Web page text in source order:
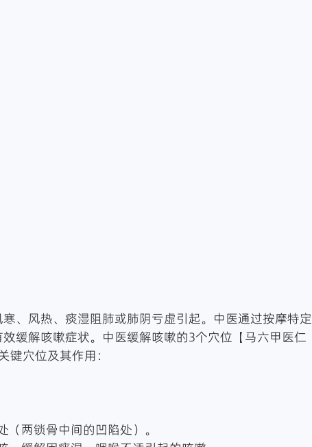
、风热、痰湿阻肺或肺阴亏虚引起。中医通过按摩特定
缓解咳嗽症状。中医缓解咳嗽的3个穴位【马六甲医仁
穴位及其作用：
（两锁骨中间的凹陷处）。